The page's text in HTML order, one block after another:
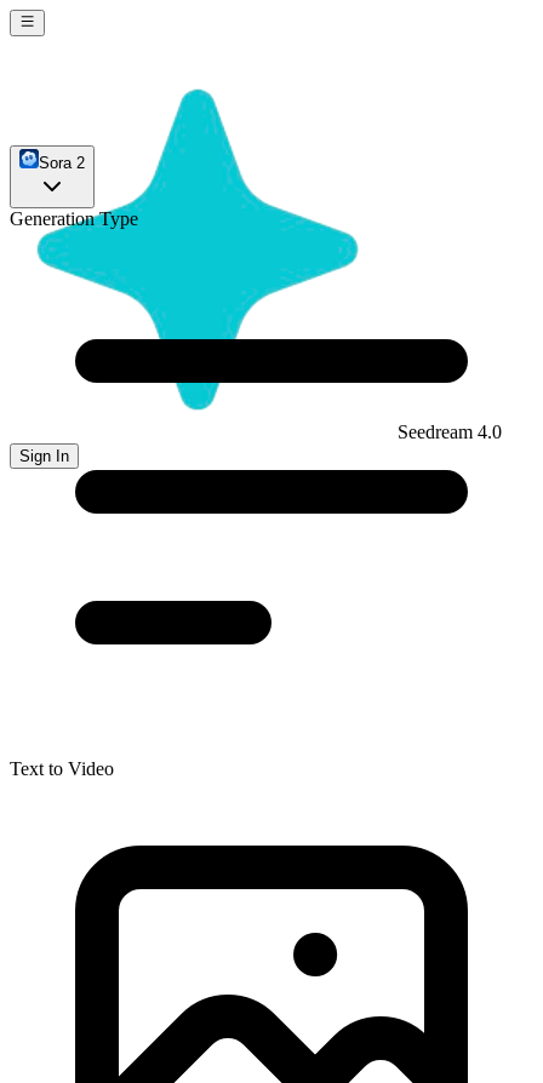
Seedream 4.0
Sign In
Sora 2
Generation Type
Text to Video